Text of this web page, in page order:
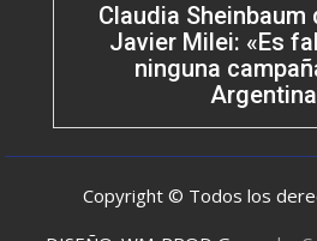
Claudia
Javier Milei: «Es
ninguna
Copyright © Todos los